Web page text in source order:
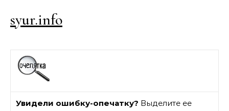
syur.info
Увидели ошибку-опечатку? Выделите ее